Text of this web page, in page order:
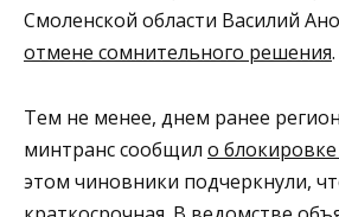
Смоленской области Василий
отмене сомнительного решения.
Тем не менее, днем ранее
минтранс сообщил о
этом чиновники подчеркнули,